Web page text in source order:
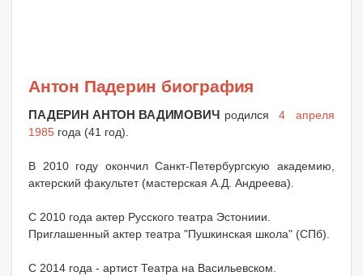
Антон Падерин биография
ПАДЕРИН АНТОН ВАДИМОВИЧ родился4 апреля
1985 года (41 год).
В 2010 году окончил Санкт-Петербургскую академию,
актерский факультет (мастерская А.Д. Андреева).
С 2010 года актер Русского театра Эстониии.
Приглашенный актер театра "Пушкинская школа" (СПб).
С 2014 года - артист Театра на Васильевском.